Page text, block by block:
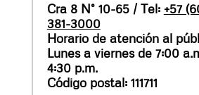
Cra 8 N° 10-65 / Tel: +57
381-3000
Horario de atención al
Lunes a viernes de 7:00
4:30 p.m.
Código postal: 111711